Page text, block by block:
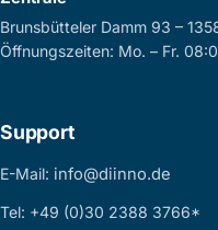
Brunsbütteler Damm 93 –
Öffnungszeiten: Mo. – Fr.
Support
E-Mail: info@diinno.de
Tel: +49 (0)30 2388 3766*